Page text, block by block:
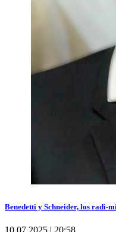
Benedetti y Schneider, los radi-